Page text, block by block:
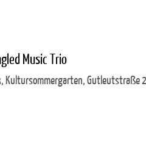
Music Trio
Kultursommergarten, Gutleutstraße